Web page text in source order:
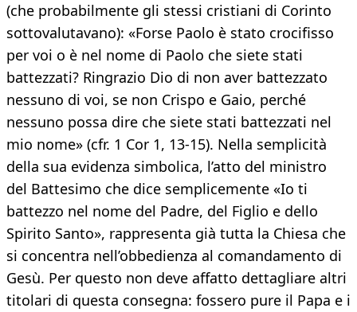
(che probabilmente gli stessi cristiani di Corinto
sottovalutavano): «Forse Paolo è stato crocifisso
per voi o è nel nome di Paolo che siete stati
battezzati? Ringrazio Dio di non aver battezzato
nessuno di voi, se non Crispo e Gaio, perché
nessuno possa dire che siete stati battezzati nel
mio nome» (cfr. 1 Cor 1, 13-15). Nella semplicità
della sua evidenza simbolica, l’atto del ministro
del Battesimo che dice semplicemente «Io ti
battezzo nel nome del Padre, del Figlio e dello
Spirito Santo», rappresenta già tutta la Chiesa che
si concentra nell’obbedienza al comandamento di
Gesù. Per questo non deve affatto dettagliare altri
titolari di questa consegna: fossero pure il Papa e i